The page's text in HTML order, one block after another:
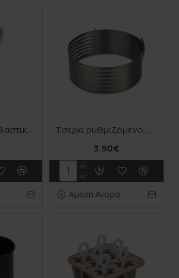
Στυλό ζαχαροπλαστικής σιλικόνης "Misty" 15cm
Τσέρκι ρυθμιζόμενο, 7-επιπέδων, για κοπή παντεσπάνι, "Acer" στρογγυλό 16cm
3.90€
Άμεση Αγορά